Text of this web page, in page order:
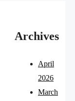
Archives
April
2026
March